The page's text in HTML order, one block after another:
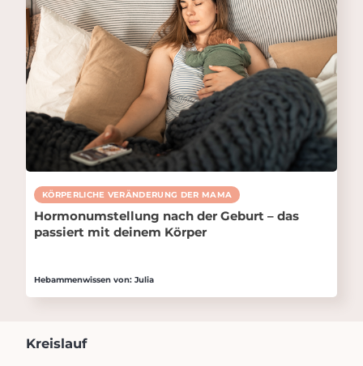
KÖRPERLICHE VERÄNDERUNG DER MAMA
Hormonumstellung nach der Geburt – das
passiert mit deinem Körper
Hebammenwissen von: Julia
Kreislauf